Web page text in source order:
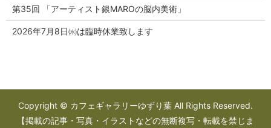
第35回 「アーティスト銀MAROの脳内美術」
2026年7月8日㈬は臨時休業致します
Copyright © カフェギャラリーゆずり葉 All Rights Reserved.
【掲載の記事・写真・イラストなどの無断複写・転載を禁じま